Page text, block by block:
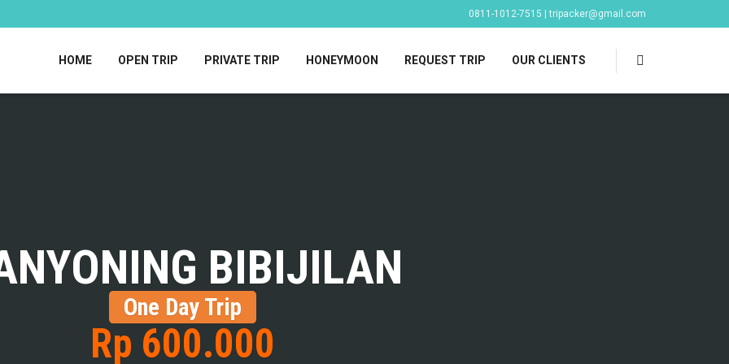
0811-1012-7515 | tripacker@gmail.com
HOME OPEN TRIP PRIVATE TRIP HONEYMOON REQUEST TRIP OUR CLIENTS
BIBIJILAN
One Day Trip
Rp 600.000